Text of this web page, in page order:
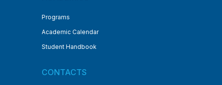
Programs
Academic Calendar
Student Handbook
CONTACTS